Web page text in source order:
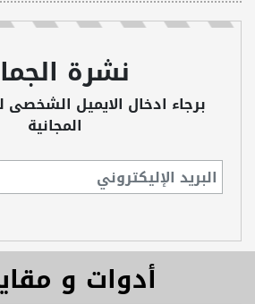
نشرة
برجاء ادخال الايميل الشخصى
المجانية
أدوات و